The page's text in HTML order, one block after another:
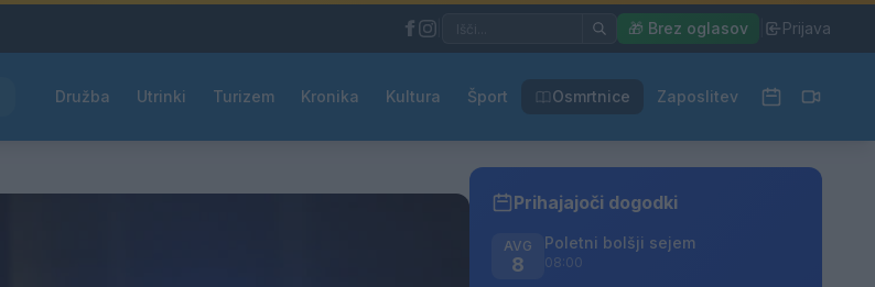
🎁 Brez oglasov Prijava
Družba Utrinki Turizem Kronika Kultura Šport Osmrtnice Zaposlitev
Prihajajoči dogodki
AVG
8
Poletni bolšji sejem
08:00